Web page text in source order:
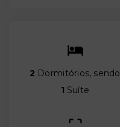
2 Dormitórios, sendo
1 Suíte